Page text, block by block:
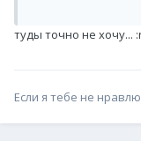
туды точно не хочу...
Если я тебе не